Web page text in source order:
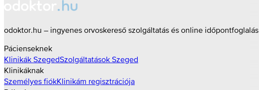
odoktor.hu – ingyenes orvoskereső szolgáltatás és online időpontfoglalás
Pácienseknek
Klinikák SzegedSzolgáltatások Szeged
Klinikáknak
Személyes fiókKlinikám regisztrációja